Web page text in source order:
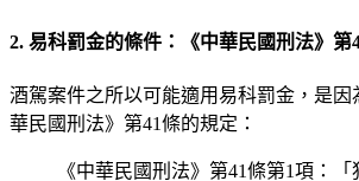
2. 易科罰金的條件：《中華民國刑法》第
酒駕案件之所以可能適用易科罰金，是因
華民國刑法》第41條的規定：
《中華民國刑法》第41條第1項：